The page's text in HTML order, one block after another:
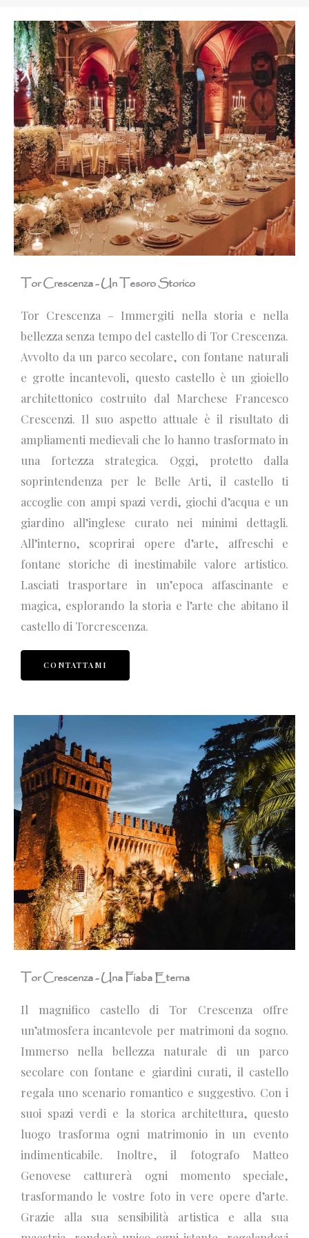
Tor Crescenza - Un Tesoro Storico
Tor Crescenza – Immergiti nella storia e nella
bellezza senza tempo del castello di Tor Crescenza.
Avvolto da un parco secolare, con fontane naturali
e grotte incantevoli, questo castello è un gioiello
architettonico costruito dal Marchese Francesco
Crescenzi. Il suo aspetto attuale è il risultato di
ampliamenti medievali che lo hanno trasformato in
una fortezza strategica. Oggi, protetto dalla
soprintendenza per le Belle Arti, il castello ti
accoglie con ampi spazi verdi, giochi d’acqua e un
giardino all’inglese curato nei minimi dettagli.
All’interno, scoprirai opere d’arte, affreschi e
fontane storiche di inestimabile valore artistico.
Lasciati trasportare in un’epoca affascinante e
magica, esplorando la storia e l’arte che abitano il
castello di Torcrescenza.
CONTATTAMI
Tor Crescenza - Una Fiaba Eterna
Il magnifico castello di Tor Crescenza offre
un’atmosfera incantevole per matrimoni da sogno.
Immerso nella bellezza naturale di un parco
secolare con fontane e giardini curati, il castello
regala uno scenario romantico e suggestivo. Con i
suoi spazi verdi e la storica architettura, questo
luogo trasforma ogni matrimonio in un evento
indimenticabile. Inoltre, il fotografo Matteo
Genovese catturerà ogni momento speciale,
trasformando le vostre foto in vere opere d’arte.
Grazie alla sua sensibilità artistica e alla sua